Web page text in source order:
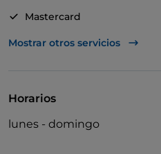
Mastercard
TheFork PAY
Mostrar otros servicios
Horarios
lunes - domingo